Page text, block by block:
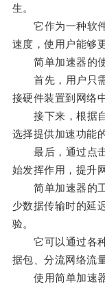
生。
它作为一种软件
速度，使用户能够
简单加速器的使
首先，用户只需
接硬件装置到网络中
接下来，根据自
选择提供加速功能
最后，通过点击
始发挥作用，提升
简单加速器的工
少数据传输时的延
验。
它可以通过各种
据包、分流网络流
使用简单加速器